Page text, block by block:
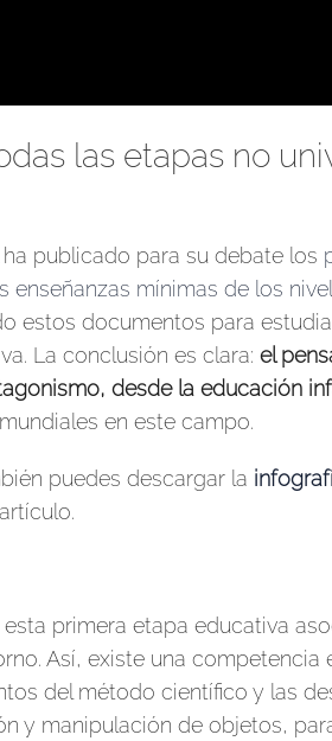
las etapas no
publicado para su debate los
mínimas de los
estos documentos para
La conclusión es clara: el
desde la educación
en este campo.
puedes descargar la
primera etapa educativa
Así, existe una competencia
del método científico y las
y manipulación de objetos,